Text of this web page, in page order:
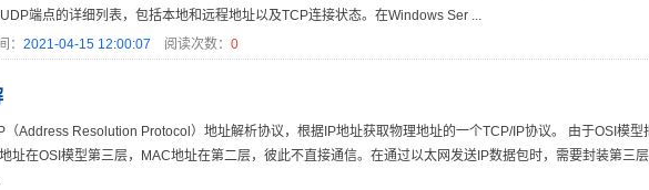
端点的详细列表，包括本地和远程地址以及TCP连接状态。在Windows Ser ...
2021-04-15 12:00:07 阅读次数： 0
（Address Resolution Protocol）地址解析协议，根据IP地址获取物理地址的一个TCP/IP协议。 由于OSI模型
址在OSI模型第三层，MAC地址在第二层，彼此不直接通信。在通过以太网发送IP数据包时，需要封装第三层